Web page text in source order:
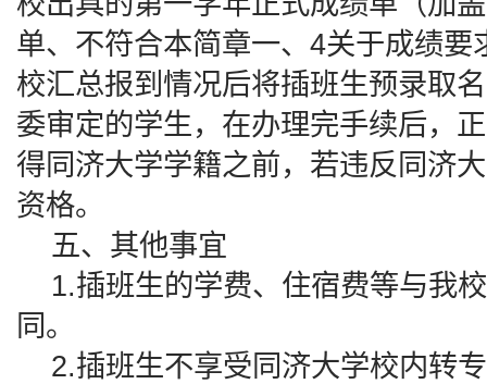
单、不符合本简章一、4关于成绩
校汇总报到情况后将插班生预录取
委审定的学生，在办理完手续后，
得同济大学学籍之前，若违反同济
资格。
五、其他事宜
1.插班生的学费、住宿费等与我
同。
2.插班生不享受同济大学校内转